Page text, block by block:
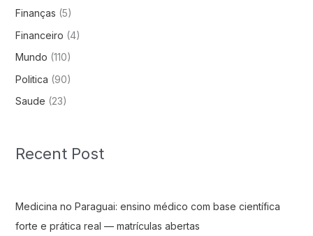
Finanças (5)
Financeiro (4)
Mundo (110)
Politica (90)
Saude (23)
Recent Post
Medicina no Paraguai: ensino médico com base científica
forte e prática real — matrículas abertas